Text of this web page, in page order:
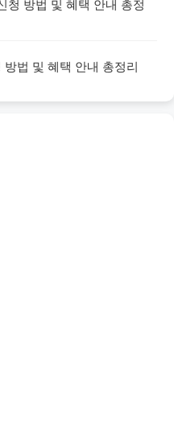
청 방법 및 혜택 안내 총정
법 및 혜택 안내 총정리